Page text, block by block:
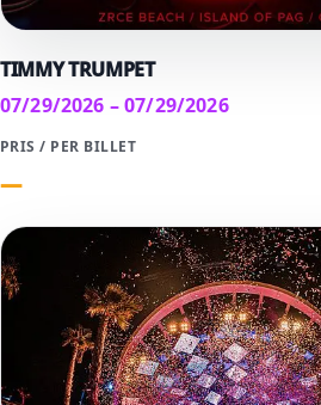
TIMMY TRUMPET
07/29/2026 – 07/29/2026
PRIS / PER BILLET
—